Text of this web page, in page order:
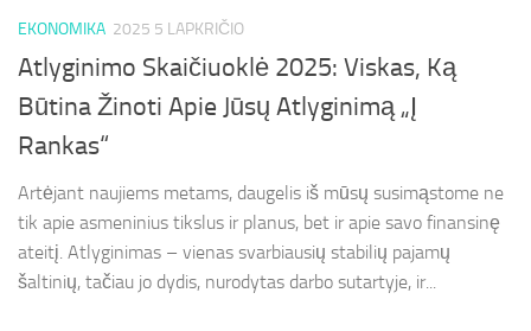
EKONOMIKA 2025 5 LAPKRIČIO
Atlyginimo Skaičiuoklė 2025: Viskas, Ką
Būtina Žinoti Apie Jūsų Atlyginimą „Į
Rankas“
Artėjant naujiems metams, daugelis iš mūsų susimąstome ne
tik apie asmeninius tikslus ir planus, bet ir apie savo finansinę
ateitį. Atlyginimas – vienas svarbiausių stabilių pajamų
šaltinių, tačiau jo dydis, nurodytas darbo sutartyje, ir...